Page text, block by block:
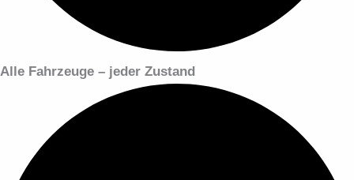
Alle Fahrzeuge – jeder Zustand